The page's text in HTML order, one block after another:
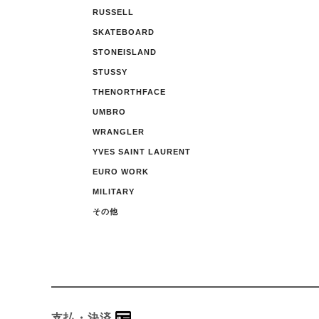
RUSSELL
SKATEBOARD
STONEISLAND
STUSSY
THENORTHFACE
UMBRO
WRANGLER
YVES SAINT LAURENT
EURO WORK
MILITARY
その他